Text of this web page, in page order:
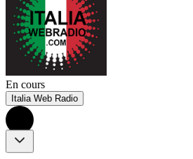
En cours
Italia Web Radio